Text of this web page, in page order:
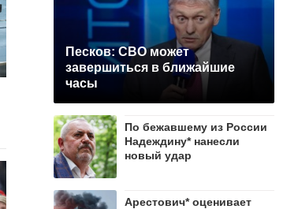
Песков: СВО может
завершиться в ближайшие
часы
По бежавшему из России
Надеждину* нанесли
новый удар
Арестович* оценивает